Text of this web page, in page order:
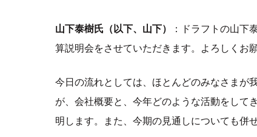
山下泰樹氏（以下、山下）
：ドラフトの山下
算説明会をさせていただきます。よろしくお
今日の流れとしては、ほとんどのみなさまが
が、会社概要と、今年どのような活動をして
明します。また、今期の見通しについても併